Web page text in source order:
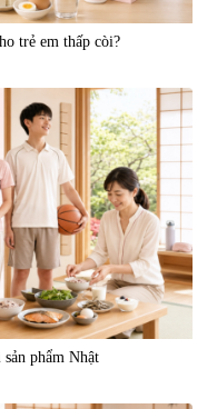
trị đột quỵ Biken Kinase
60 viên
0
đ
trẻ em thấp còi?
phẩm Nhật